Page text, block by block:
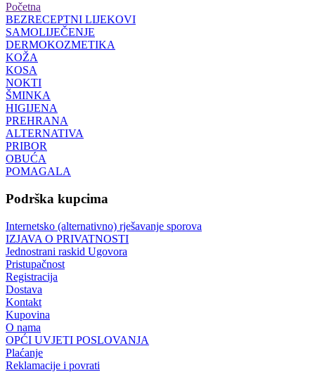
Početna
BEZRECEPTNI LIJEKOVI
SAMOLIJEČENJE
DERMOKOZMETIKA
KOŽA
KOSA
NOKTI
ŠMINKA
HIGIJENA
PREHRANA
ALTERNATIVA
PRIBOR
OBUĆA
POMAGALA
Podrška kupcima
Internetsko (alternativno) rješavanje sporova
IZJAVA O PRIVATNOSTI
Jednostrani raskid Ugovora
Pristupačnost
Registracija
Dostava
Kontakt
Kupovina
O nama
OPĆI UVJETI POSLOVANJA
Plaćanje
Reklamacije i povrati